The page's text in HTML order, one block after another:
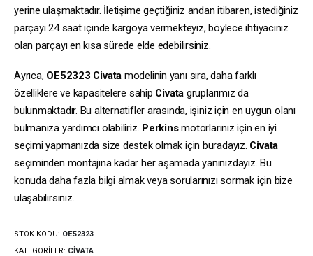
yerine ulaşmaktadır. İletişime geçtiğiniz andan itibaren, istediğiniz
parçayı 24 saat içinde kargoya vermekteyiz, böylece ihtiyacınız
olan parçayı en kısa sürede elde edebilirsiniz.
Ayrıca, OE52323 Civata modelinin yanı sıra, daha farklı
özelliklere ve kapasitelere sahip Civata gruplarımız da
bulunmaktadır. Bu alternatifler arasında, işiniz için en uygun olanı
bulmanıza yardımcı olabiliriz. Perkinsmotorlarınız için en iyi
seçimi yapmanızda size destek olmak için buradayız. Civata
seçiminden montajına kadar her aşamada yanınızdayız. Bu
konuda daha fazla bilgi almak veya sorularınızı sormak için bize
ulaşabilirsiniz.
STOK KODU: OE52323
KATEGORILER: CIVATA